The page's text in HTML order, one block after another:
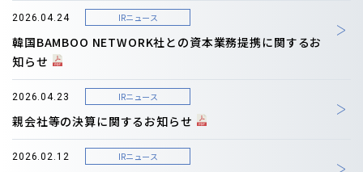
2026.04.24 IRニュース
韓国BAMBOO NETWORK社との資本業務提携に関するお
知らせ
2026.04.23 IRニュース
親会社等の決算に関するお知らせ
2026.02.12 IRニュース